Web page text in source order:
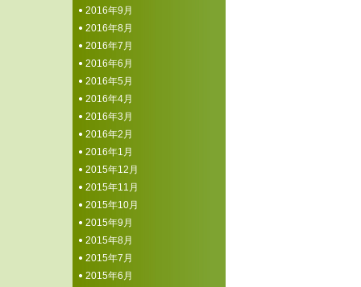
2016年9月
2016年8月
2016年7月
2016年6月
2016年5月
2016年4月
2016年3月
2016年2月
2016年1月
2015年12月
2015年11月
2015年10月
2015年9月
2015年8月
2015年7月
2015年6月